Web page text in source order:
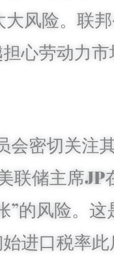
风险。联
心劳动力
会密切关注
联储主席
”的风险。
进口税率